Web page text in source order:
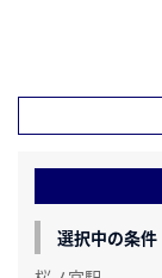
選択中の条件